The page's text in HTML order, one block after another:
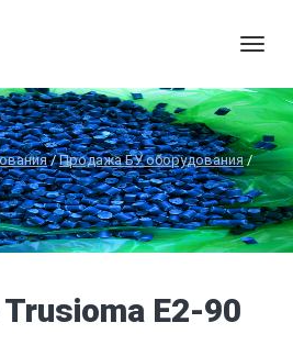
/Продажа БУ оборудования/
E2-90